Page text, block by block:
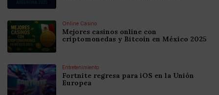
Online Casino
Mejores casinos online con
criptomonedas y Bitcoin en México 2025
Entretenimiento
Fortnite regresa para iOS en la Unión
Europea